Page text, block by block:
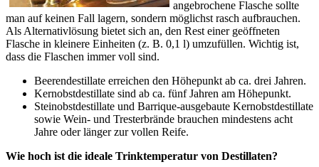
angebrochene Flasche sollte
man auf keinen Fall lagern, sondern möglichst rasch aufbrauchen.
Als Alternativlösung bietet sich an, den Rest einer geöffneten
Flasche in kleinere Einheiten (z. B. 0,1 l) umzufüllen. Wichtig ist,
dass die Flaschen immer voll sind.
Beerendestillate erreichen den Höhepunkt ab ca. drei Jahren.
Kernobstdestillate sind ab ca. fünf Jahren am Höhepunkt.
Steinobstdestillate und Barrique-ausgebaute Kernobstdestillate
sowie Wein- und Tresterbrände brauchen mindestens acht
Jahre oder länger zur vollen Reife.
Wie hoch ist die ideale Trinktemperatur von Destillaten?